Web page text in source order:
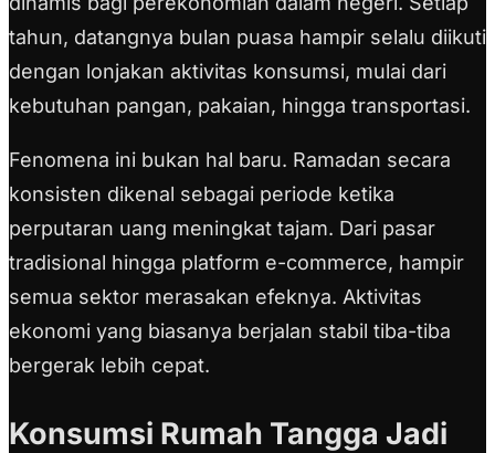
tahun, datangnya bulan puasa hampir selalu diikuti
dengan lonjakan aktivitas konsumsi, mulai dari
kebutuhan pangan, pakaian, hingga transportasi.
Fenomena ini bukan hal baru. Ramadan secara
konsisten dikenal sebagai periode ketika
perputaran uang meningkat tajam. Dari pasar
tradisional hingga platform e-commerce, hampir
semua sektor merasakan efeknya. Aktivitas
ekonomi yang biasanya berjalan stabil tiba-tiba
bergerak lebih cepat.
Konsumsi Rumah Tangga Jadi